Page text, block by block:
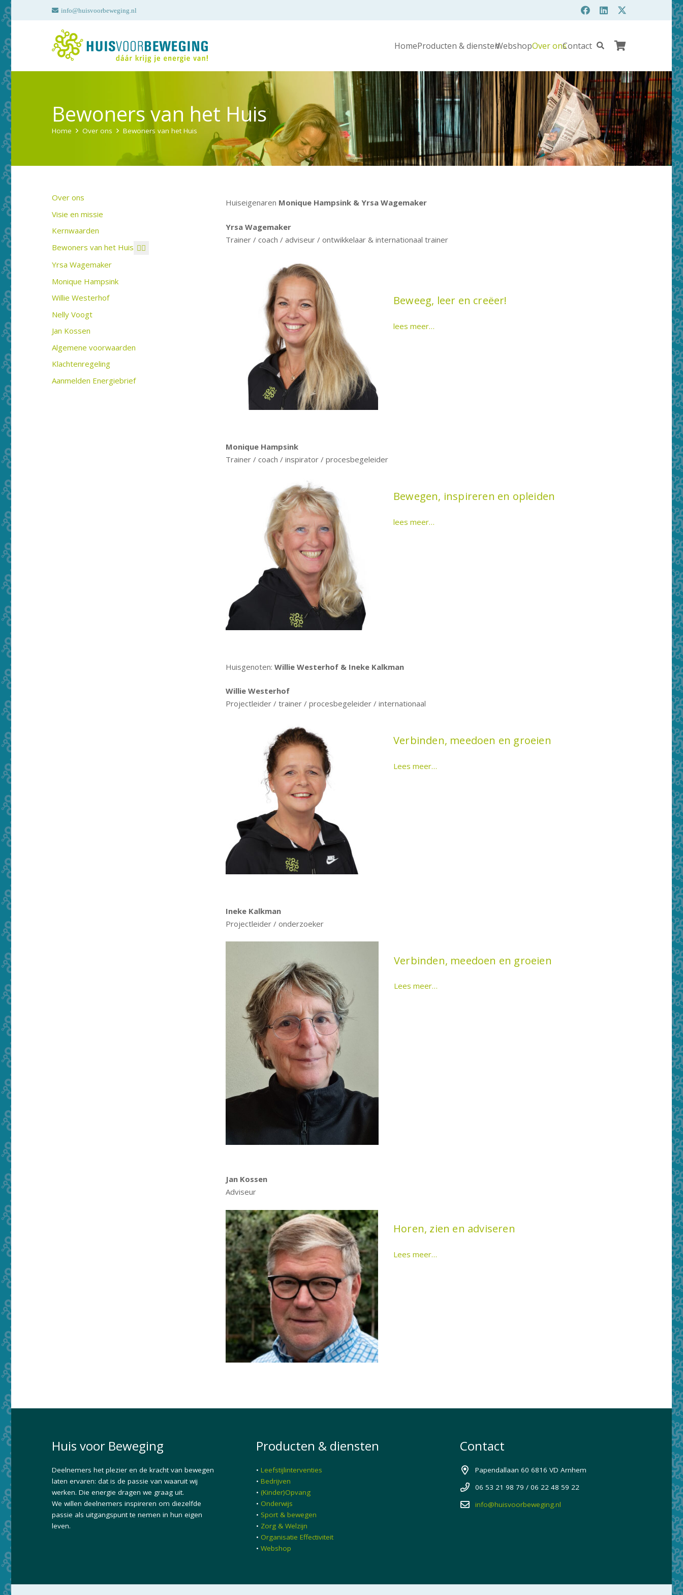
info@huisvoorbeweging.nl
HomeProducten & dienstenWebshopOver onsContact
Bewoners van het Huis
Home Over ons Bewoners van het Huis
Huiseigenaren Monique Hampsink & Yrsa Wagemaker
Yrsa Wagemaker
Trainer / coach / adviseur / ontwikkelaar & internationaal trainer
Beweeg, leer en creëer!
lees meer…
Monique Hampsink
Trainer / coach / inspirator / procesbegeleider
Bewegen, inspireren en opleiden
lees meer…
Huisgenoten: Willie Westerhof & Ineke Kalkman
Willie Westerhof
Projectleider / trainer / procesbegeleider / internationaal
Verbinden, meedoen en groeien
Lees meer…
Ineke Kalkman
Projectleider / onderzoeker
Verbinden, meedoen en groeien
Lees meer…
Jan Kossen
Adviseur
Horen, zien en adviseren
Lees meer…
Over ons
Visie en missie
Kernwaarden
Bewoners van het Huis
Yrsa Wagemaker
Monique Hampsink
Willie Westerhof
Nelly Voogt
Jan Kossen
Algemene voorwaarden
Klachtenregeling
Aanmelden Energiebrief
Huis voor Beweging
Deelnemers het plezier en de kracht van bewegen
laten ervaren: dat is de passie van waaruit wij
werken. Die energie dragen we graag uit.
We willen deelnemers inspireren om diezelfde
passie als uitgangspunt te nemen in hun eigen
leven.
Producten & diensten
• Leefstijlinterventies
• Bedrijven
• (Kinder)Opvang
• Onderwijs
• Sport & bewegen
• Zorg & Welzijn
• Organisatie Effectiviteit
• Webshop
Contact
Papendallaan 60 6816 VD Arnhem
06 53 21 98 79 / 06 22 48 59 22
info@huisvoorbeweging.nl